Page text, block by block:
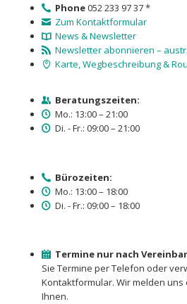
Phone052 233 97 37 *
Zum Kontaktformular
News & Newsletter
Newsletter abonnieren –
Karte, Wegbeschreibung &
Beratungszeiten:
Mo.: 13:00 – 21:00
Di. - Fr.: 09:00 – 21:00
Bürozeiten:
Mo.: 13:00 – 18:00
Di. - Fr.: 09:00 – 18:00
Termine nur nach
Sie Termine per Telefon oder
Kontaktformular. Wir melden
Ihnen.